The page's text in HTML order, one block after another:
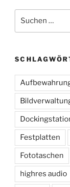
nach:
Festplatten
Fototaschen
highres audio